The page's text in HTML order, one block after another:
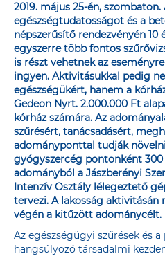
2019. május 25-én,
egészségtudatosságot és a
népszerűsítő rendezvényén 10
egyszerre több fontos
is részt vehetnek az
ingyen. Aktivitásukkal pedig
egészségükért, hanem a
Gedeon Nyrt. 2.000.000 Ft
kórház számára. Az
szűrésért, tanácsadásért,
adományponttal tudják
gyógyszercég pontonként
adományból a Jászberényi
Intenzív Osztály lélegeztető
tervezi. A lakosság aktivitásán
végén a kitűzött adománycélt.
Az egészségügyi szűrések és
hangsúlyozó társadalmi